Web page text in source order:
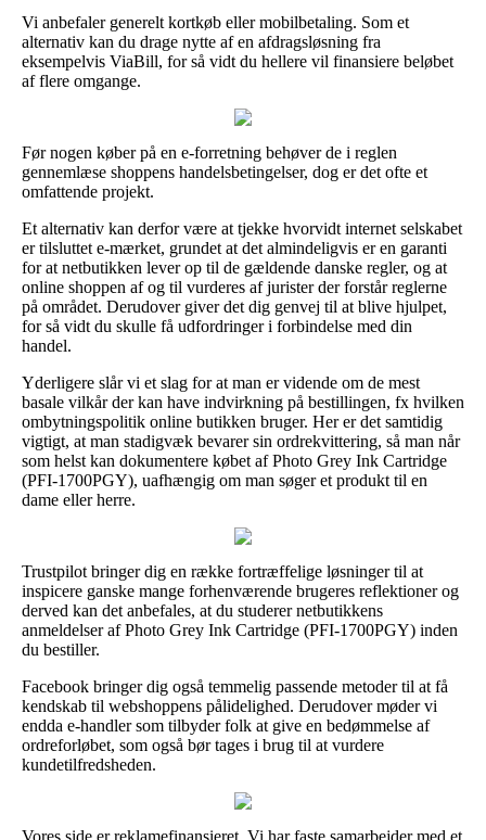
Vi anbefaler generelt kortkøb eller mobilbetaling. Som et
alternativ kan du drage nytte af en afdragsløsning fra
eksempelvis ViaBill, for så vidt du hellere vil finansiere beløbet
af flere omgange.
Før nogen køber på en e-forretning behøver de i reglen
gennemlæse shoppens handelsbetingelser, dog er det ofte et
omfattende projekt.
Et alternativ kan derfor være at tjekke hvorvidt internet selskabet
er tilsluttet e-mærket, grundet at det almindeligvis er en garanti
for at netbutikken lever op til de gældende danske regler, og at
online shoppen af og til vurderes af jurister der forstår reglerne
på området. Derudover giver det dig genvej til at blive hjulpet,
for så vidt du skulle få udfordringer i forbindelse med din
handel.
Yderligere slår vi et slag for at man er vidende om de mest
basale vilkår der kan have indvirkning på bestillingen, fx hvilken
ombytningspolitik online butikken bruger. Her er det samtidig
vigtigt, at man stadigvæk bevarer sin ordrekvittering, så man når
som helst kan dokumentere købet af Photo Grey Ink Cartridge
(PFI-1700PGY), uafhængig om man søger et produkt til en
dame eller herre.
Trustpilot bringer dig en række fortræffelige løsninger til at
inspicere ganske mange forhenværende brugeres reflektioner og
derved kan det anbefales, at du studerer netbutikkens
anmeldelser af Photo Grey Ink Cartridge (PFI-1700PGY) inden
du bestiller.
Facebook bringer dig også temmelig passende metoder til at få
kendskab til webshoppens pålidelighed. Derudover møder vi
endda e-handler som tilbyder folk at give en bedømmelse af
ordreforløbet, som også bør tages i brug til at vurdere
kundetilfredsheden.
Vores side er reklamefinansieret. Vi har faste samarbejder med et